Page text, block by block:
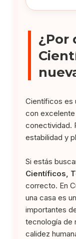
¿Por
Científicos es
con
conectividad.
estabilidad y
Si estás
Científicos,
correcto. En
una casa es
importantes
tecnología de
calidez